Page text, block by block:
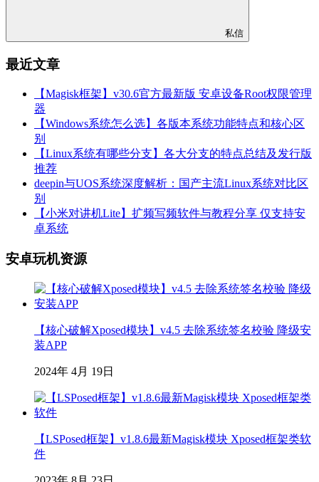
私信
最近文章
【Magisk框架】v30.6官方最新版 安卓设备Root权限管理
器
【Windows系统怎么选】各版本系统功能特点和核心区
别
【Linux系统有哪些分支】各大分支的特点总结及发行版
推荐
deepin与UOS系统深度解析：国产主流Linux系统对比区
别
【小米对讲机Lite】扩频写频软件与教程分享 仅支持安
卓系统
安卓玩机资源
【核心破解Xposed模块】v4.5 去除系统签名校验 降级安
装APP
2024年 4月 19日
【LSPosed框架】v1.8.6最新Magisk模块 Xposed框架类软
件